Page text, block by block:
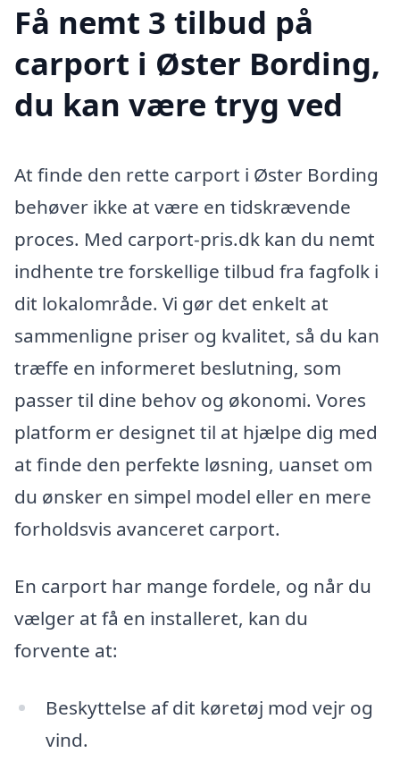
Få nemt 3 tilbud på
carport i Øster Bording,
du kan være tryg ved
At finde den rette carport i Øster Bording
behøver ikke at være en tidskrævende
proces. Med carport-pris.dk kan du nemt
indhente tre forskellige tilbud fra fagfolk i
dit lokalområde. Vi gør det enkelt at
sammenligne priser og kvalitet, så du kan
træffe en informeret beslutning, som
passer til dine behov og økonomi. Vores
platform er designet til at hjælpe dig med
at finde den perfekte løsning, uanset om
du ønsker en simpel model eller en mere
forholdsvis avanceret carport.
En carport har mange fordele, og når du
vælger at få en installeret, kan du
forvente at:
Beskyttelse af dit køretøj mod vejr og
vind.